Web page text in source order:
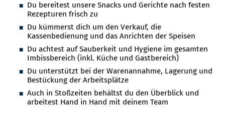
Du bereitest unsere Snacks und Gerichte nach festen
Rezepturen frisch zu
Du kümmerst dich um den Verkauf, die
Kassenbedienung und das Anrichten der Speisen
Du achtest auf Sauberkeit und Hygiene im gesamten
Imbissbereich (inkl. Küche und Gastbereich)
Du unterstützt bei der Warenannahme, Lagerung und
Bestückung der Arbeitsplätze
Auch in Stoßzeiten behältst du den Überblick und
arbeitest Hand in Hand mit deinem Team